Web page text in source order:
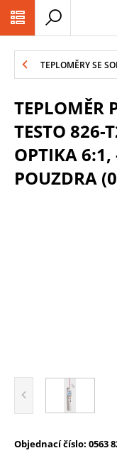
TEPLOMĚRY SE
TEPLOMĚR
TESTO 826-
OPTIKA 6:1,
POUZDRA
Objednací číslo: 0563